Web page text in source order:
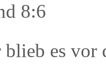
8:6
es vor